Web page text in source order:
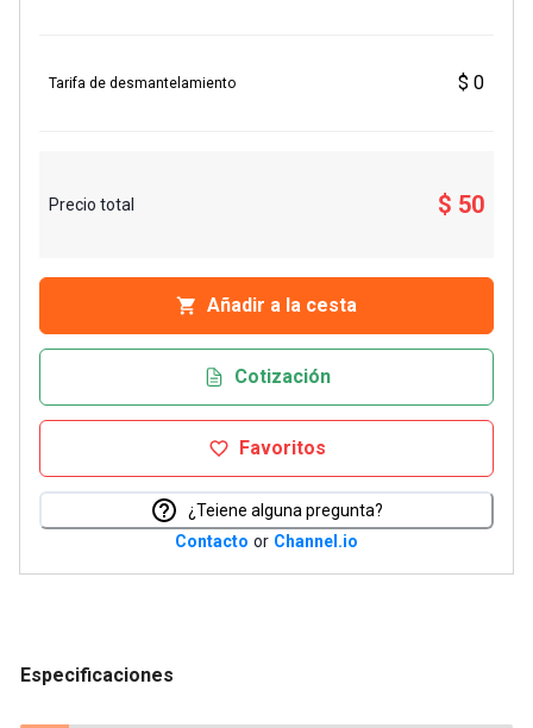
Tarifa de desmantelamiento $ 0
Precio total $ 50
Añadir a la cesta
Cotización
Favoritos
¿Teiene alguna pregunta?
Contacto or Channel.io
Especificaciones